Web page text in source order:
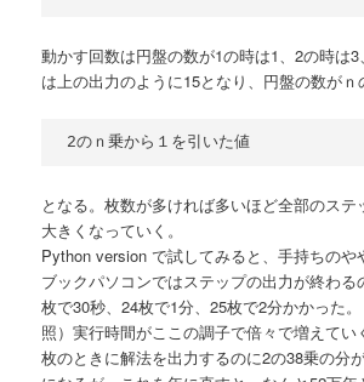
動かす回数は円盤の数が1の時は1、2の時は
は上の出力のように15となり、円盤の数がｎ
となる。枚数が多ければ多いほど全部のステ
大きくなっていく。
Python version で試してみると、手持ちのや
ブックパソコンではステップの出力が終わ
枚で30秒、24枚で1分、25枚で2分かかった
照）実行時間がここの調子で倍々で増えてい
枚のときに解法を出力するのに2の38乗の分